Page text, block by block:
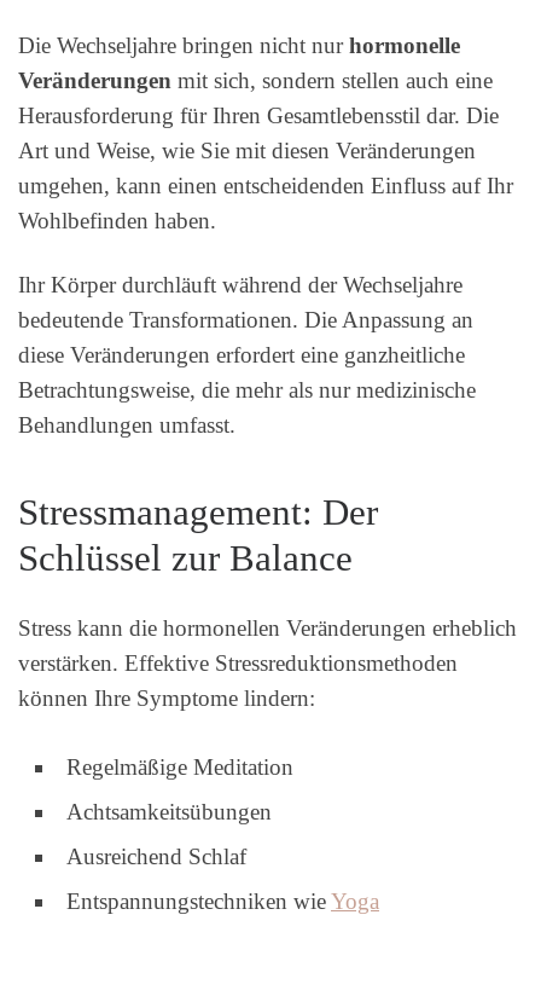
Die Wechseljahre bringen nicht nurhormonelle
Veränderungen mit sich, sondern stellen auch eine
Herausforderung für Ihren Gesamtlebensstil dar. Die
Art und Weise, wie Sie mit diesen Veränderungen
umgehen, kann einen entscheidenden Einfluss auf Ihr
Wohlbefinden haben.
Ihr Körper durchläuft während der Wechseljahre
bedeutende Transformationen. Die Anpassung an
diese Veränderungen erfordert eine ganzheitliche
Betrachtungsweise, die mehr als nur medizinische
Behandlungen umfasst.
Stressmanagement: Der
Schlüssel zur Balance
Stress kann die hormonellen Veränderungen erheblich
verstärken. Effektive Stressreduktionsmethoden
können Ihre Symptome lindern:
Regelmäßige Meditation
Achtsamkeitsübungen
Ausreichend Schlaf
Entspannungstechniken wieYoga